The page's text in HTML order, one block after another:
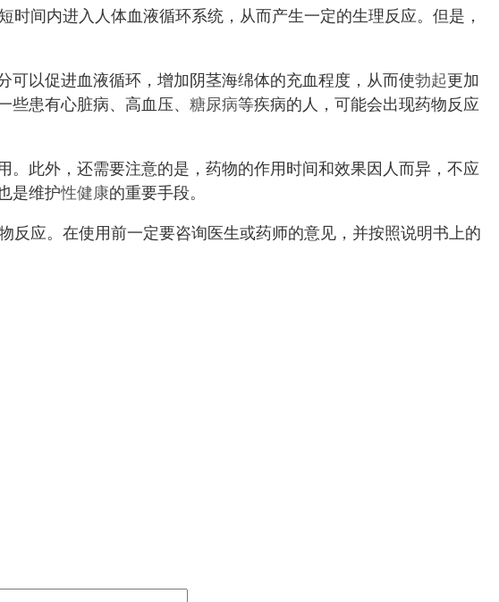
间内进入人体血液循环系统，从而产生一定的生理反应。但是，
可以促进血液循环，增加阴茎海绵体的充血程度，从而使勃起更加
患有心脏病、高血压、 糖尿病等疾病的人，可能会出现药物反应
此外，还需要注意的是，药物的作用时间和效果因人而异，不应
是维护性健康的重要手段。
应。在使用前一定要咨询医生或药师的意见，并按照说明书上的